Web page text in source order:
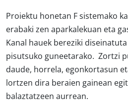
Proiektu honetan F sistemako
erabaki zen aparkalekuan eta
Kanal hauek bereziki
pisutsuko guneetarako. Zortzi
daude, horrela, egonkortasun
lortzen dira beraien gainean
balaztatzeen aurrean.